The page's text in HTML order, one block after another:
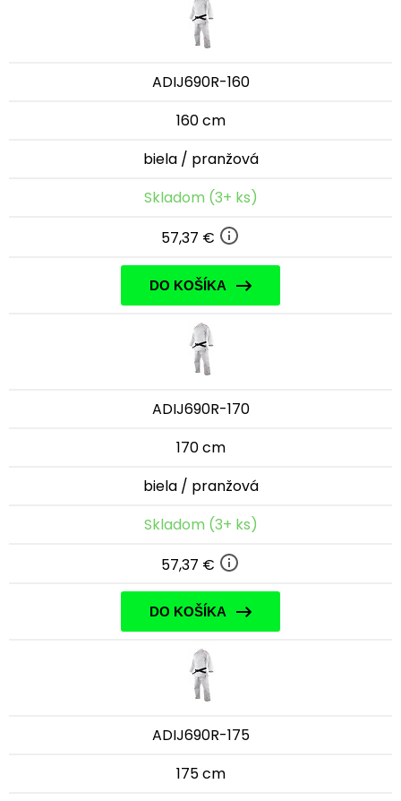
ADIJ690R-160
160 cm
biela / pranžová
Skladom (3+ ks)
57,37 €
DO KOŠÍKA
ADIJ690R-170
170 cm
biela / pranžová
Skladom (3+ ks)
57,37 €
DO KOŠÍKA
ADIJ690R-175
175 cm